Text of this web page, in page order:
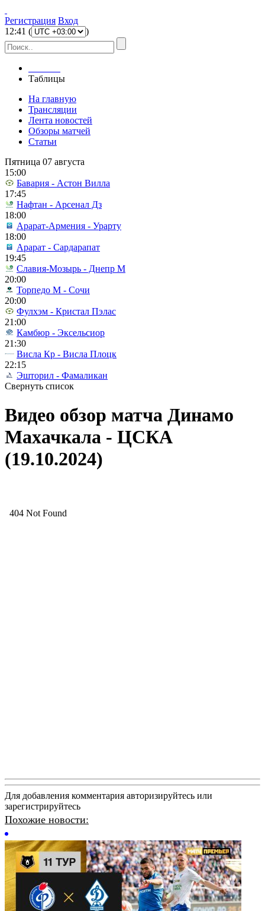
Регистрация Вход
12:41 ( )
Таблицы
На главную
Трансляции
Лента новостей
Обзоры матчей
Статьи
Пятница 07 августа
15:00
Бавария - Астон Вилла
17:45
Нафтан - Арсенал Дз
18:00
Арарат-Армения - Урарту
18:00
Арарат - Сардарапат
19:45
Славия-Мозырь - Днепр М
20:00
Торпедо М - Сочи
20:00
Фулхэм - Кристал Пэлас
21:00
Камбюр - Эксельсиор
21:30
Висла Кр - Висла Плоцк
22:15
Эшторил - Фамаликан
Свернуть список
Видео обзор матча Динамо
Махачкала - ЦСКА
(19.10.2024)
Для добавления комментария авторизируйтесь или
зарегистрируйтесь
Похожие новости: